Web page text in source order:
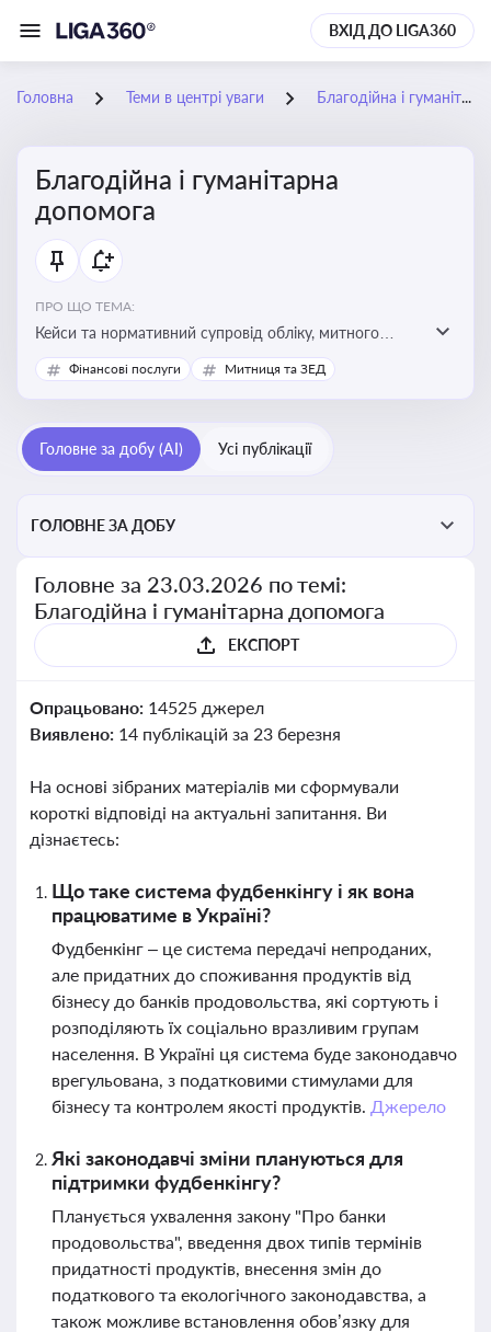
ВХІД ДО LIGA360
Головна Теми в центрі уваги Благодійна і гуманітарна допомога
Благодійна і гуманітарна
допомога
ПРО ЩО ТЕМА:
Кейси та нормативний супровід обліку, митного
оформлення, контролю та утилізації гуманітарної або
благодійної допомоги
Фінансові послуги Митниця та ЗЕД
Головне за добу (AI) Усі публікації
ГОЛОВНЕ ЗА ДОБУ
Головне за 23.03.2026 по темі:
Благодійна і гуманітарна допомога
ЕКСПОРТ
Опрацьовано: 14525 джерел
Виявлено: 14 публікацій за 23 березня
На основі зібраних матеріалів ми сформували
короткі відповіді на актуальні запитання. Ви
дізнаєтесь:
Що таке система фудбенкінгу і як вона
працюватиме в Україні?
Фудбенкінг – це система передачі непроданих,
але придатних до споживання продуктів від
бізнесу до банків продовольства, які сортують і
розподіляють їх соціально вразливим групам
населення. В Україні ця система буде законодавчо
врегульована, з податковими стимулами для
бізнесу та контролем якості продуктів. Джерело
Які законодавчі зміни плануються для
підтримки фудбенкінгу?
Планується ухвалення закону "Про банки
продовольства", введення двох типів термінів
придатності продуктів, внесення змін до
податкового та екологічного законодавства, а
також можливе встановлення обов’язку для